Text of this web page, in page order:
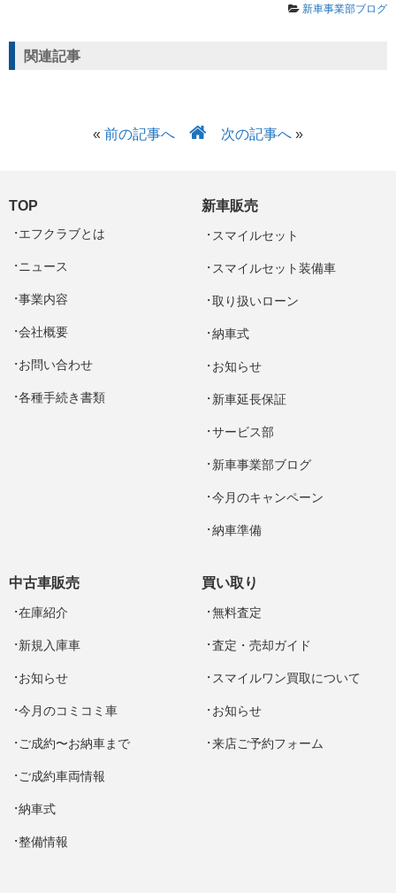
新車事業部ブログ
関連記事
« 前の記事へ 次の記事へ »
TOP
エフクラブとは
ニュース
事業内容
会社概要
お問い合わせ
各種手続き書類
新車販売
スマイルセット
スマイルセット装備車
取り扱いローン
納車式
お知らせ
新車延長保証
サービス部
新車事業部ブログ
今月のキャンペーン
納車準備
中古車販売
在庫紹介
新規入庫車
お知らせ
今月のコミコミ車
ご成約〜お納車まで
ご成約車両情報
納車式
整備情報
買い取り
無料査定
査定・売却ガイド
スマイルワン買取について
お知らせ
来店ご予約フォーム